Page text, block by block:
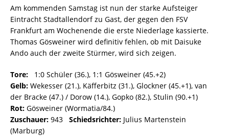
Am kommenden Samstag ist nun der starke Aufsteiger
Eintracht Stadtallendorf zu Gast, der gegen den FSV
Frankfurt am Wochenende die erste Niederlage kassierte.
Thomas Gösweiner wird definitiv fehlen, ob mit Daisuke
Ando auch der zweite Stürmer, wird sich zeigen.
Tore: 1:0 Schüler (36.), 1:1 Gösweiner (45.+2)
Gelb: Wekesser (21.), Käfferbitz (31.), Glockner (45.+1), van
der Bracke (47.) / Dorow (14.), Gopko (82.), Stulin (90.+1)
Rot: Gösweiner (Wormatia/84.)
Zuschauer: 943 Schiedsrichter: Julius Martenstein
(Marburg)